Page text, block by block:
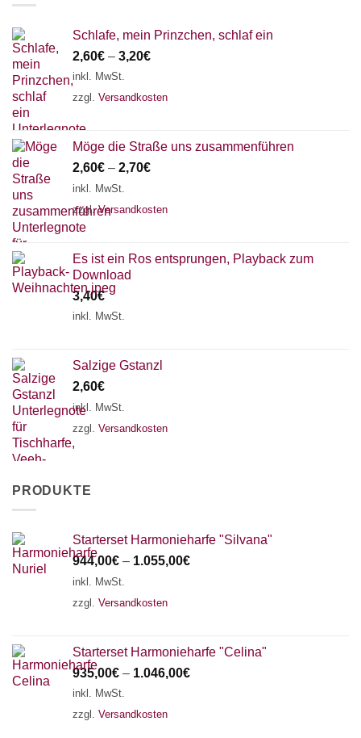
Schlafe, mein Prinzchen, schlaf ein
2,60€ – 3,20€
inkl. MwSt.
zzgl. Versandkosten
Möge die Straße uns zusammenführen
2,60€ – 2,70€
inkl. MwSt.
zzgl.Versandkosten
Es ist ein Ros entsprungen, Playback zum
Download
3,40€
inkl. MwSt.
Salzige Gstanzl
2,60€
inkl. MwSt.
zzgl. Versandkosten
PRODUKTE
Starterset Harmonieharfe "Silvana"
944,00€ – 1.055,00€
inkl. MwSt.
zzgl. Versandkosten
Starterset Harmonieharfe "Celina"
935,00€ – 1.046,00€
inkl. MwSt.
zzgl. Versandkosten